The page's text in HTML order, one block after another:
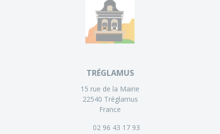
TRÉGLAMUS
15 rue de la Mairie
22540 Tréglamus
France
02 96 43 17 93